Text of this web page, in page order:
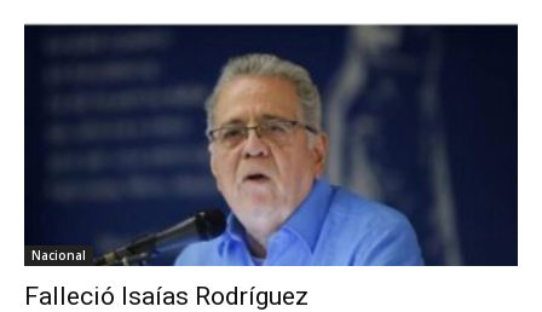
Nacional
Falleció Isaías Rodríguez